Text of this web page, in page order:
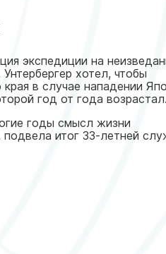
экспедиции на
хотел, чтобы
в случае нападении
год от года возрастал.
годы смысл жизни
подвела итог 33-летней